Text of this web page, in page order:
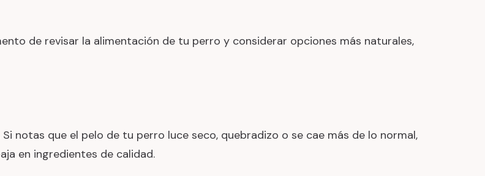
de revisar la alimentación de tu perro y considerar opciones más naturales,
notas que el pelo de tu perro luce seco, quebradizo o se cae más de lo normal,
en ingredientes de calidad.